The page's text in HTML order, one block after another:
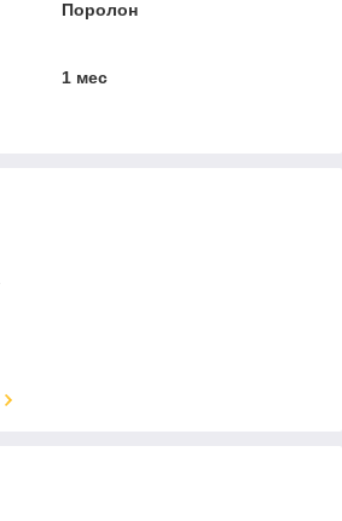
Поролон
1 мес